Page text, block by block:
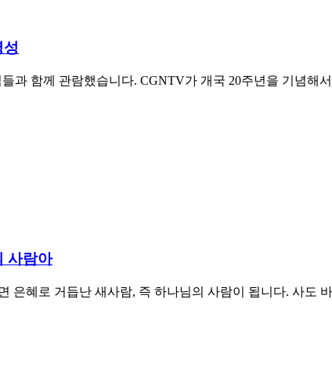
과 함께 관람했습니다. CGNTV가 개국 20주년을 기념
사람아
은혜로 거듭난 새사람, 즉 하나님의 사람이 됩니다. 사도